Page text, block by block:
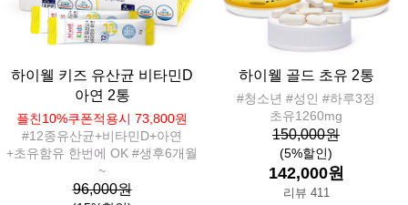
하이웰 키즈 유산균 비타민D
아연 2통
플친10%쿠폰적용시 73,800원
#12종유산균+비타민D+아연
+초유함유 한번에 OK #생후6개월
~
96,000원
하이웰 골드 초유 2통
#청소년 #성인 #하루3정
초유1260mg
150,000원
(5%할인)
142,000원
리뷰 411